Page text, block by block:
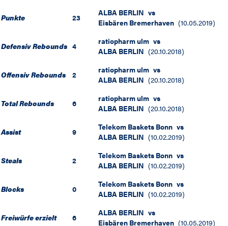
Punkte 23 ALBA BERLIN vs
Eisbären Bremerhaven (10.05.2019)
Defensiv Rebounds 4 ratiopharm ulm vs
ALBA BERLIN (20.10.2018)
Offensiv Rebounds 2 ratiopharm ulm vs
ALBA BERLIN (20.10.2018)
Total Rebounds 6 ratiopharm ulm vs
ALBA BERLIN (20.10.2018)
Assist 9 Telekom Baskets Bonn vs
ALBA BERLIN (10.02.2019)
Steals 2 Telekom Baskets Bonn vs
ALBA BERLIN (10.02.2019)
Blocks 0 Telekom Baskets Bonn vs
ALBA BERLIN (10.02.2019)
Freiwürfe erzielt 6 ALBA BERLIN vs
Eisbären Bremerhaven (10.05.2019)